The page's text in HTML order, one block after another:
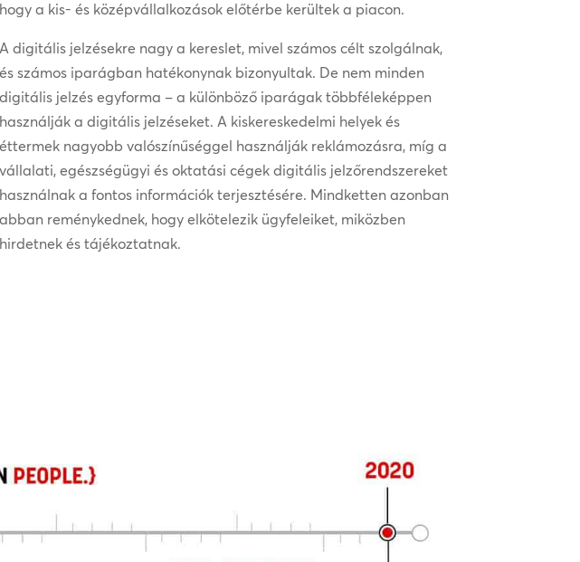
hogy a kis- és középvállalkozások előtérbe kerültek a piacon.
A digitális jelzésekre nagy a kereslet, mivel számos célt szolgálnak,
és számos iparágban hatékonynak bizonyultak. De nem minden
digitális jelzés egyforma – a különböző iparágak többféleképpen
használják a digitális jelzéseket. A kiskereskedelmi helyek és
éttermek nagyobb valószínűséggel használják reklámozásra, míg a
vállalati, egészségügyi és oktatási cégek digitális jelzőrendszereket
használnak a fontos információk terjesztésére. Mindketten azonban
abban reménykednek, hogy elkötelezik ügyfeleiket, miközben
hirdetnek és tájékoztatnak.